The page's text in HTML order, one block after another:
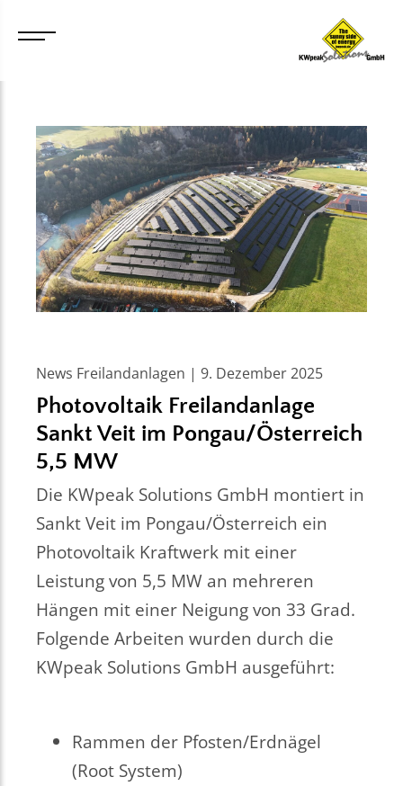
News Freilandanlagen | 9. Dezember 2025
Photovoltaik Freilandanlage
Sankt Veit im Pongau/Österreich
5,5 MW
Die KWpeak Solutions GmbH montiert in
Sankt Veit im Pongau/Österreich ein
Photovoltaik Kraftwerk mit einer
Leistung von 5,5 MW an mehreren
Hängen mit einer Neigung von 33 Grad.
Folgende Arbeiten wurden durch die
KWpeak Solutions GmbH ausgeführt:
Rammen der Pfosten/Erdnägel
(Root System)